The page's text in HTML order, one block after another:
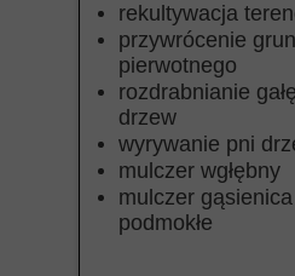
rekultywacja
przywrócenie
pierwotnego
rozdrabnianie
drzew
wyrywanie pni
mulczer wgłębny
mulczer
podmokłe